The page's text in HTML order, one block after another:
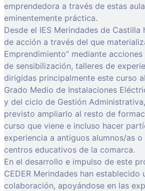
emprendedora a través de estas
eminentemente práctica.
Desde el IES Merindades de Castilla
de acción a través del que
Emprendimiento” mediante
de sensibilización, talleres de
dirigidas principalmente este curso
Grado Medio de Instalaciones
y del ciclo de Gestión
previsto ampliarlo al resto de
curso que viene e incluso hacer
experiencia a antiguos alumnos/as
centros educativos de la comarca.
En el desarrollo e impulso de este
CEDER Merindades han establecido
colaboración, apoyándose en las